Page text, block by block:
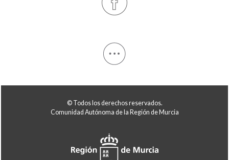
© Todos los derechos reservados.
Comunidad Autónoma de la Región de Murcia